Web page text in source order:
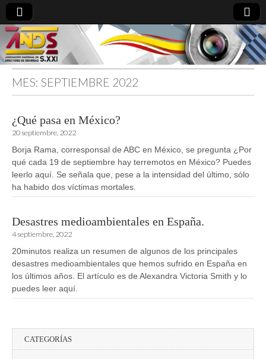
MES: SEPTIEMBRE 2022
¿Qué pasa en México?
20 septiembre, 2022
Borja Rama, corresponsal de ABC en México, se pregunta ¿Por
qué cada 19 de septiembre hay terremotos en México? Puedes
leerlo aquí. Se señala que, pese a la intensidad del último, sólo
ha habido dos víctimas mortales.
Desastres medioambientales en España.
4 septiembre, 2022
20minutos realiza un resumen de algunos de los principales
desastres medioambientales que hemos sufrido en España en
los últimos años. El artículo es de Alexandra Victoria Smith y lo
puedes leer aquí.
CATEGORÍAS